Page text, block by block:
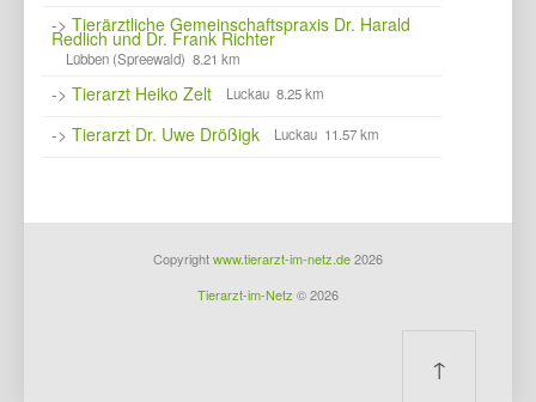
-> Tierärztliche Gemeinschaftspraxis Dr. Harald
Redlich und Dr. Frank Richter
Lübben (Spreewald) 8.21 km
-> Tierarzt Heiko Zelt Luckau 8.25 km
-> Tierarzt Dr. Uwe Drößigk Luckau 11.57 km
Copyrightwww.tierarzt-im-netz.de2026
Tierarzt-im-Netz © 2026
↑